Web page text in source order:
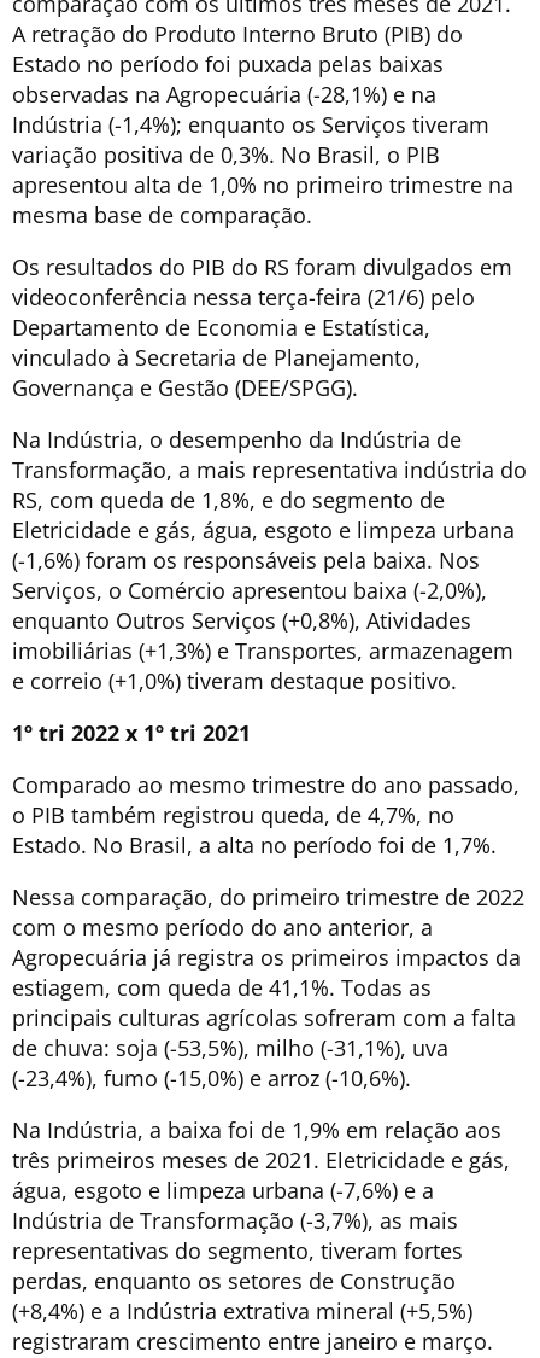
A retração do Produto Interno Bruto (PIB) do
Estado no período foi puxada pelas baixas
observadas na Agropecuária (-28,1%) e na
Indústria (-1,4%); enquanto os Serviços tiveram
variação positiva de 0,3%. No Brasil, o PIB
apresentou alta de 1,0% no primeiro trimestre na
mesma base de comparação.
Os resultados do PIB do RS foram divulgados em
videoconferência nessa terça-feira (21/6) pelo
Departamento de Economia e Estatística,
vinculado à Secretaria de Planejamento,
Governança e Gestão (DEE/SPGG).
Na Indústria, o desempenho da Indústria de
Transformação, a mais representativa indústria do
RS, com queda de 1,8%, e do segmento de
Eletricidade e gás, água, esgoto e limpeza urbana
(-1,6%) foram os responsáveis pela baixa. Nos
Serviços, o Comércio apresentou baixa (-2,0%),
enquanto Outros Serviços (+0,8%), Atividades
imobiliárias (+1,3%) e Transportes, armazenagem
e correio (+1,0%) tiveram destaque positivo.
1º tri 2022 x 1º tri 2021
Comparado ao mesmo trimestre do ano passado,
o PIB também registrou queda, de 4,7%, no
Estado. No Brasil, a alta no período foi de 1,7%.
Nessa comparação, do primeiro trimestre de 2022
com o mesmo período do ano anterior, a
Agropecuária já registra os primeiros impactos da
estiagem, com queda de 41,1%. Todas as
principais culturas agrícolas sofreram com a falta
de chuva: soja (-53,5%), milho (-31,1%), uva
(-23,4%), fumo (-15,0%) e arroz (-10,6%).
Na Indústria, a baixa foi de 1,9% em relação aos
três primeiros meses de 2021. Eletricidade e gás,
água, esgoto e limpeza urbana (-7,6%) e a
Indústria de Transformação (-3,7%), as mais
representativas do segmento, tiveram fortes
perdas, enquanto os setores de Construção
(+8,4%) e a Indústria extrativa mineral (+5,5%)
registraram crescimento entre janeiro e março.